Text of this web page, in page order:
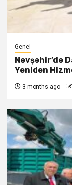
Genel
Nevşehir’de
Yeniden
3 months ago